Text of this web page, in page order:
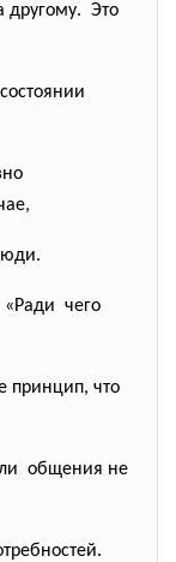
другому. Это
чего
принцип, что
общения не